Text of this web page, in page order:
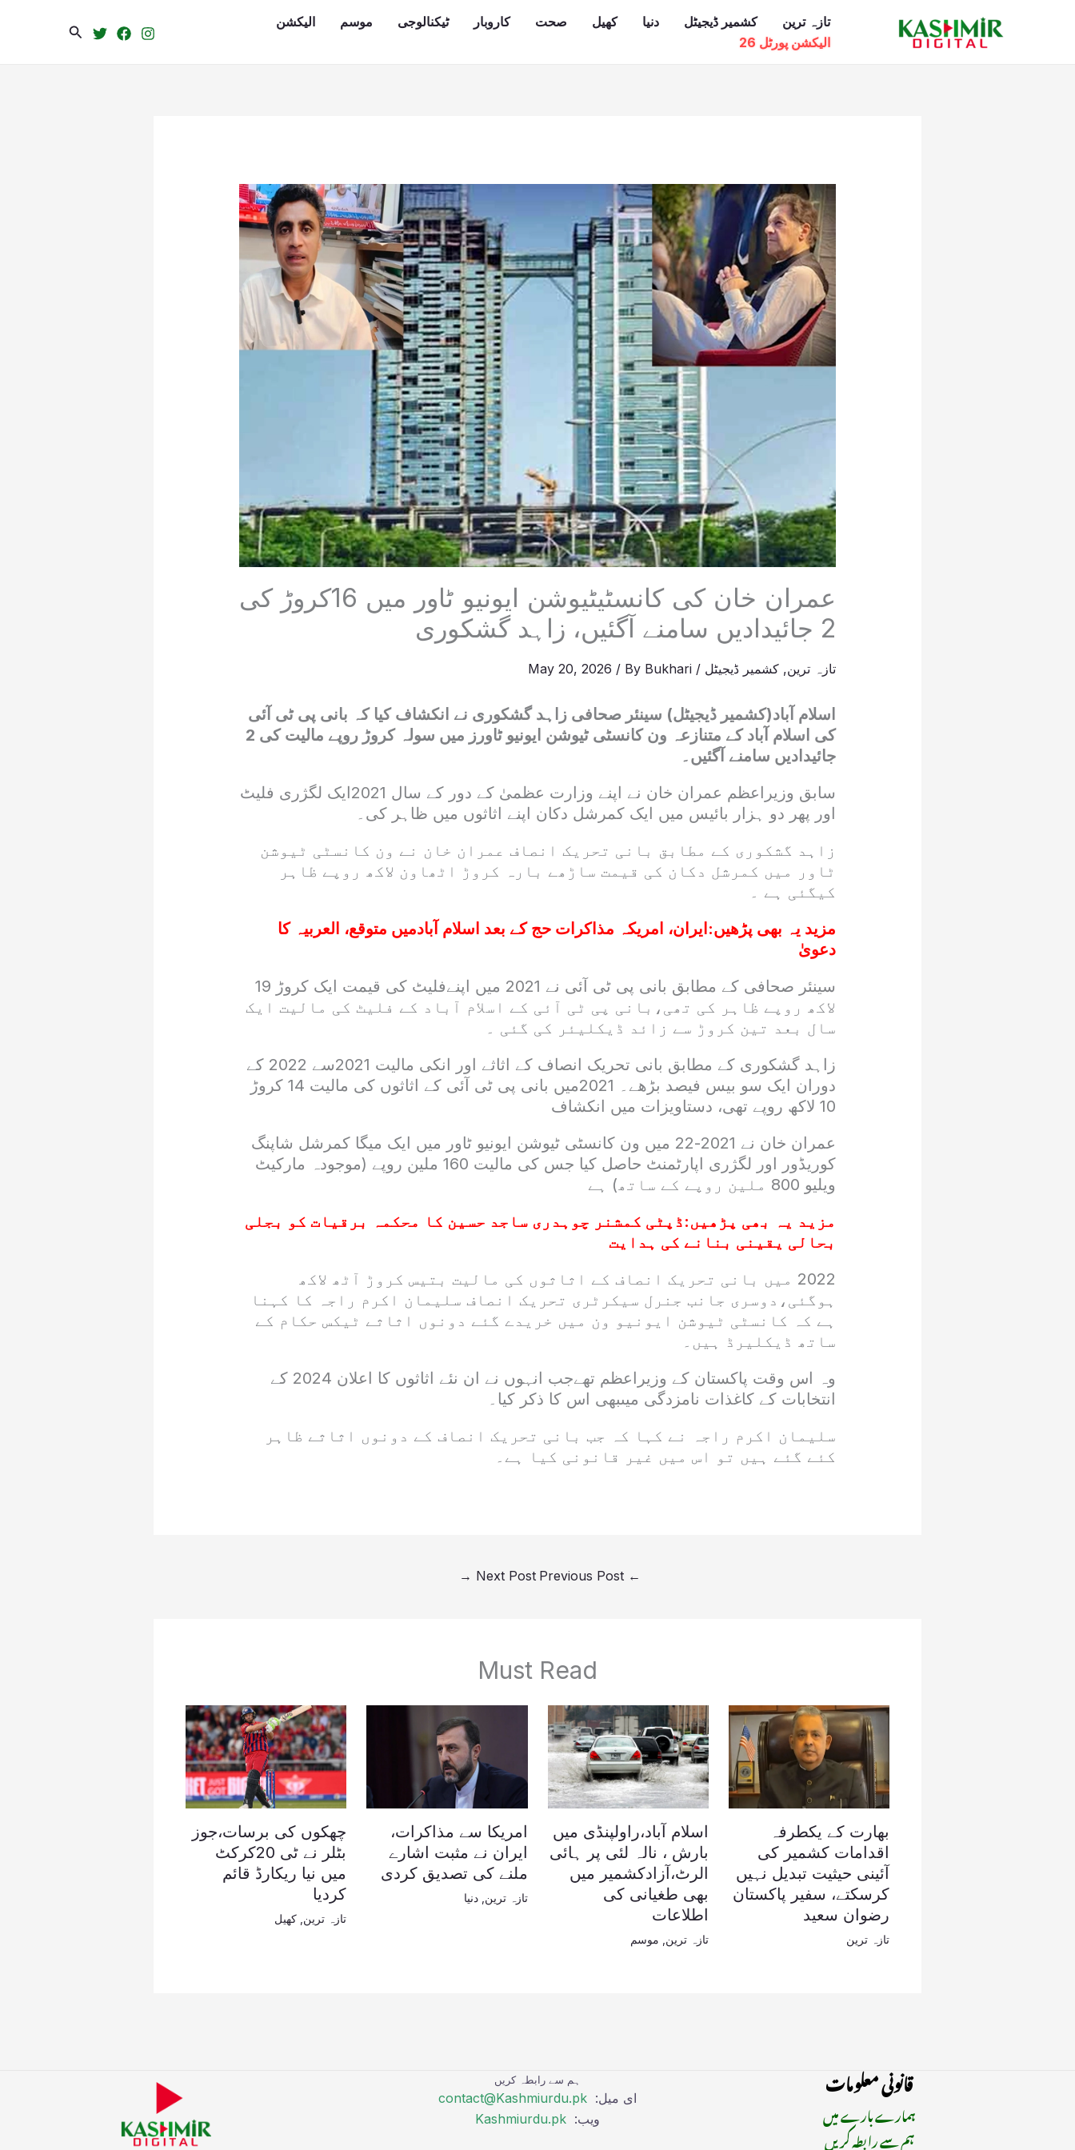
تازہ ترین کشمیر ڈیجیٹل دنیا کھیل صحت کاروبار ٹیکنالوجی موسم
الیکشن
الیکشن پورٹل 26
Search
عمران خان کی کانسٹیٹیوشن ایونیو ٹاور میں 16کروڑ کی
2 جائیدادیں سامنے آگئیں، زاہد گشکوری
تازہ ترین, کشمیر ڈیجیٹل /
May 20, 2026 / By Bukhari
اسلام آباد(کشمیر ڈیجیٹل) سینئر صحافی زاہد گشکوری نے انکشاف کیا کہ بانی پی ٹی آئی
کی اسلام آباد کے متنازعہ ون کانسٹی ٹیوشن ایونیو ٹاورز میں سولہ کروڑ روپے مالیت کی 2
جائیدادیں سامنے آگئیں۔
سابق وزیراعظم عمران خان نے اپنے وزارت عظمیٰ کے دور کے سال 2021ایک لگژری فلیٹ
اور پھر دو ہزار بائیس میں ایک کمرشل دکان اپنے اثاثوں میں ظاہر کی۔
زاہد گشکوری کے مطابق بانی تحریک انصاف عمران خان نے ون کانسٹی ٹیوشن
ٹاور میں کمرشل دکان کی قیمت ساڑھے بارہ کروڑ اٹھاون لاکھ روپے ظاہر
کیگئی ہے ۔
مزید یہ بھی پڑھیں: ایران، امریکہ مذاکرات حج کے بعد اسلام آبادمیں متوقع، العربیہ کا
دعویٰ
سینئر صحافی کے مطابق بانی پی ٹی آئی نے 2021 میں اپنےفلیٹ کی قیمت ایک کروڑ 19
لاکھ روپے ظاہر کی تھی،بانی پی ٹی آئی کے اسلام آباد کے فلیٹ کی مالیت ایک
سال بعد تین کروڑ سے زائد ڈیکلیئر کی گئی ۔
زاہد گشکوری کے مطابق بانی تحریک انصاف کے اثاثے اور انکی مالیت 2021سے 2022 کے
دوران ایک سو بیس فیصد بڑھے۔ 2021میں بانی پی ٹی آئی کے اثاثوں کی مالیت 14 کروڑ
10 لاکھ روپے تھی، دستاویزات میں انکشاف
عمران خان نے 2021-22 میں ون کانسٹی ٹیوشن ایونیو ٹاور میں ایک میگا کمرشل شاپنگ
کوریڈور اور لگژری اپارٹمنٹ حاصل کیا جس کی مالیت 160 ملین روپے (موجودہ مارکیٹ
ویلیو 800 ملین روپے کے ساتھ) ہے
مزید یہ بھی پڑھیں:ڈپٹی کمشنر چوہدری ساجد حسین کا محکمہ برقیات کو بجلی
بحالی یقینی بنانے کی ہدایت
2022 میں بانی تحریک انصاف کے اثاثوں کی مالیت بتیس کروڑ آٹھ لاکھ
ہوگئی،دوسری جانب جنرل سیکرٹری تحریک انصاف سلیمان اکرم راجہ کا کہنا
ہے کہ کانسٹی ٹیوشن ایونیو ون میں خریدے گئے دونوں اثاثے ٹیکس حکام کے
ساتھ ڈیکلیرڈ ہیں۔
وہ اس وقت پاکستان کے وزیراعظم تھےجب انہوں نے ان نئے اثاثوں کا اعلان 2024 کے
انتخابات کے کاغذات نامزدگی میںبھی اس کا ذکر کیا۔
سلیمان اکرم راجہ نے کہا کہ جب بانی تحریک انصاف کے دونوں اثاثے ظاہر
کئے گئے ہیں تو اس میں غیر قانونی کیا ہے۔
←
Next Post
→
Must Read
بھارت کے یکطرفہ
اقدامات کشمیر کی
آئینی حیثیت تبدیل نہیں
کرسکتے، سفیر پاکستان
رضوان سعید
تازہ ترین
اسلام آباد،راولپنڈی میں
بارش ، نالہ لئی پر ہائی
الرٹ،آزادکشمیر میں
بھی طغیانی کی
اطلاعات
تازہ ترین موسم
امریکا سے مذاکرات،
ایران نے مثبت اشارے
ملنے کی تصدیق کردی
تازہ ترین ,دنیا
چھکوں کی برسات،جوز
بٹلر نے ٹی 20کرکٹ
میں نیا ریکارڈ قائم
کردیا
تازہ ترین کھیل
قانونی معلومات
ہمارے بارے میں
ہم سے رابطہ کریں
ہم سے رابطہ کریں
ای میل: contact@Kashmiurdu.pk
ویب: Kashmiurdu.pk